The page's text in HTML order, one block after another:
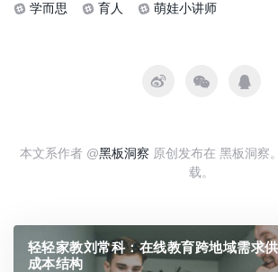
学而思
育人 萌娃小讲师
本文系作者 @黑板洞察 原创发布在 黑板洞察
载。
轻轻家教刘常科：在线教育跨地域需求
成本结构